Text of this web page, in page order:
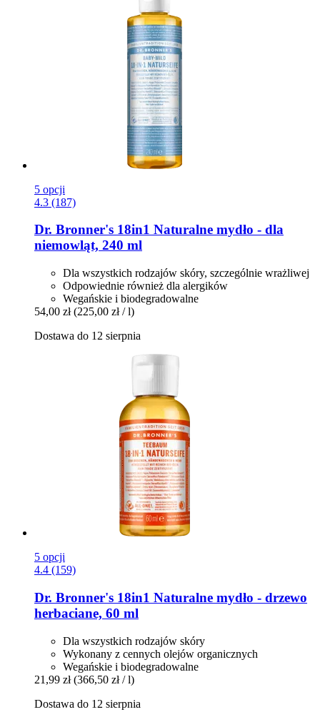
5 opcji
4.3 (187)
Dr. Bronner's 18in1 Naturalne mydło -​ dla
niemowląt, 240 ml
Dla wszystkich rodzajów skóry, szczególnie wrażliwej
Odpowiednie również dla alergików
Wegańskie i biodegradowalne
54,00 zł (225,00 zł / l)
Dostawa do 12 sierpnia
5 opcji
4.4 (159)
Dr. Bronner's 18in1 Naturalne mydło -​ drzewo
herbaciane, 60 ml
Dla wszystkich rodzajów skóry
Wykonany z cennych olejów organicznych
Wegańskie i biodegradowalne
21,99 zł (366,50 zł / l)
Dostawa do 12 sierpnia